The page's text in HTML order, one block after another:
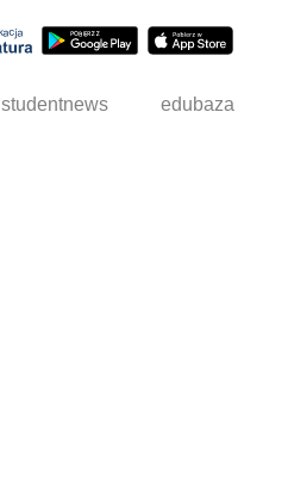
studentnews edubaza